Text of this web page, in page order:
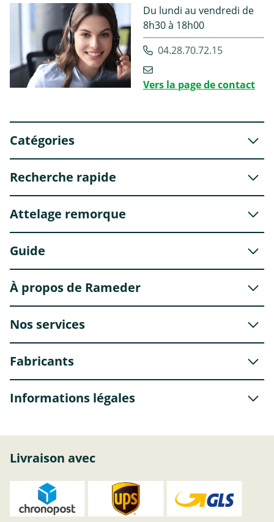
Du lundi au vendredi de
8h30 à 18h00
04.28.70.72.15
Vers la page de contact
Catégories
Recherche rapide
Attelage remorque
Guide
À propos de Rameder
Nos services
Fabricants
Informations légales
Livraison avec